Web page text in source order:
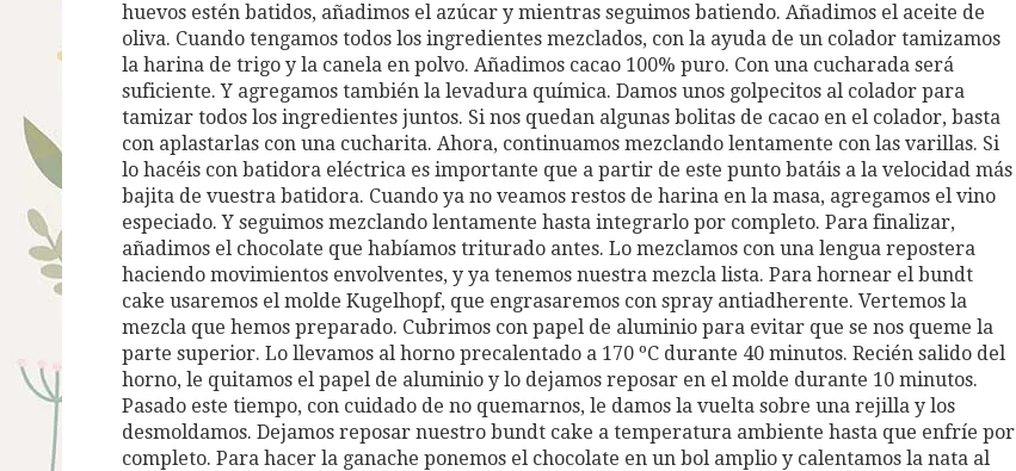
huevos estén batidos, añadimos el azúcar y mientras seguimos batiendo. Añadimos el aceite de
oliva. Cuando tengamos todos los ingredientes mezclados, con la ayuda de un colador tamizamos
la harina de trigo y la canela en polvo. Añadimos cacao 100% puro. Con una cucharada será
suficiente. Y agregamos también la levadura química. Damos unos golpecitos al colador para
tamizar todos los ingredientes juntos. Si nos quedan algunas bolitas de cacao en el colador, basta
con aplastarlas con una cucharita. Ahora, continuamos mezclando lentamente con las varillas. Si
lo hacéis con batidora eléctrica es importante que a partir de este punto batáis a la velocidad más
bajita de vuestra batidora. Cuando ya no veamos restos de harina en la masa, agregamos el vino
especiado. Y seguimos mezclando lentamente hasta integrarlo por completo. Para finalizar,
añadimos el chocolate que habíamos triturado antes. Lo mezclamos con una lengua repostera
haciendo movimientos envolventes, y ya tenemos nuestra mezcla lista. Para hornear el bundt
cake usaremos el molde Kugelhopf, que engrasaremos con spray antiadherente. Vertemos la
mezcla que hemos preparado. Cubrimos con papel de aluminio para evitar que se nos queme la
parte superior. Lo llevamos al horno precalentado a 170 ºC durante 40 minutos. Recién salido del
horno, le quitamos el papel de aluminio y lo dejamos reposar en el molde durante 10 minutos.
Pasado este tiempo, con cuidado de no quemarnos, le damos la vuelta sobre una rejilla y los
desmoldamos. Dejamos reposar nuestro bundt cake a temperatura ambiente hasta que enfríe por
completo. Para hacer la ganache ponemos el chocolate en un bol amplio y calentamos la nata al